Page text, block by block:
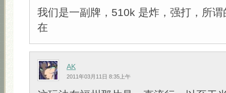
我们是一副牌，510k 是炸，强打，所
在
AK
2011年03月11日 8:35上午